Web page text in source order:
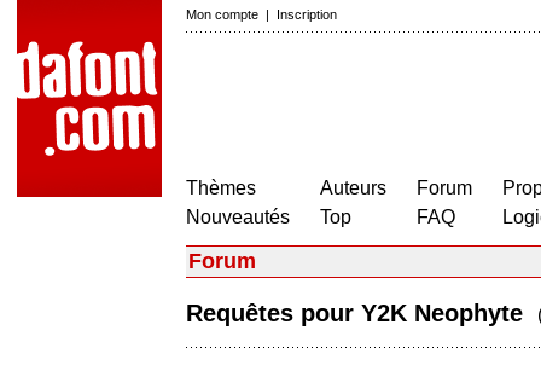
Mon compte | Inscription
Thèmes
Nouveautés
Auteurs
Top
Forum
FAQ
Forum
Requêtes pour Y2K Neophyte